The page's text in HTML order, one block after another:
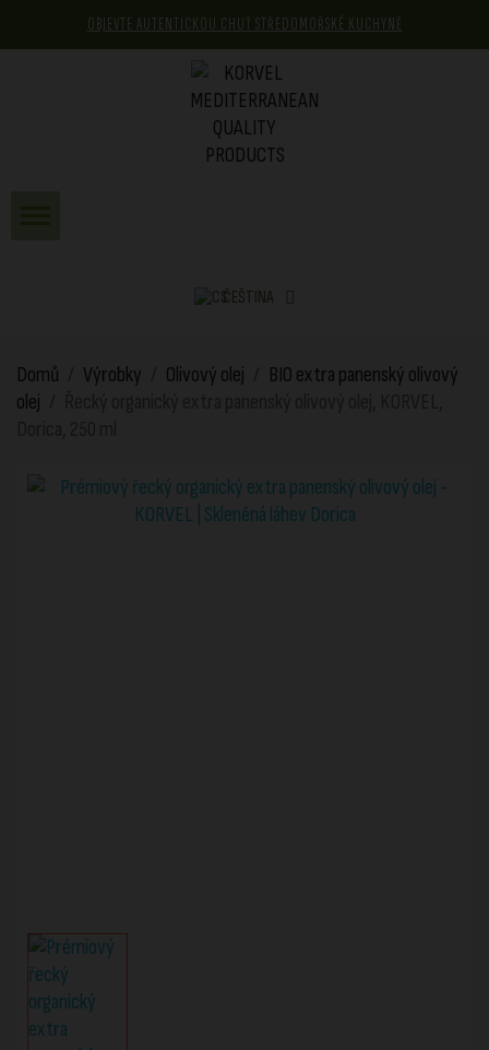
OBJEVTE AUTENTICKOU CHUŤ STŘEDOMOŘSKÉ KUCHYNĚ
ČEŠTINA
Domů Výrobky Olivový olej
BIO extra panenský olivový
olej